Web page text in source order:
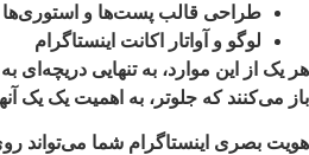
طراحی قالب پست‌ها و استوری‌ها
لوگو و آواتار اکانت اینستاگرام
یک از این موارد، به تنهایی دریچه‌ای
می‌کنند که جلوتر، به اهمیت یک یک
بصری اینستاگرام شما می‌تواند روی